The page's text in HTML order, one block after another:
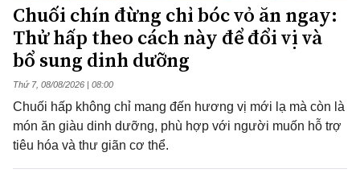
Chuối chín đừng chỉ bóc vỏ ăn ngay:
Thử hấp theo cách này để đổi vị và
bổ sung dinh dưỡng
Thứ 7, 08/08/2026 | 08:00
Chuối hấp không chỉ mang đến hương vị mới lạ mà còn là
món ăn giàu dinh dưỡng, phù hợp với người muốn hỗ trợ
tiêu hóa và thư giãn cơ thể.